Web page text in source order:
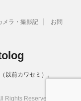
メラ・撮影記
お問
以前カワセミ）。
Rights Reserved.